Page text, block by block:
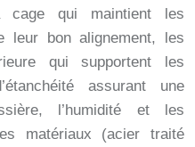
cage qui maintient les
leur bon alignement, les
qui supportent les
assurant une
l’humidité et les
matériaux (acier traité